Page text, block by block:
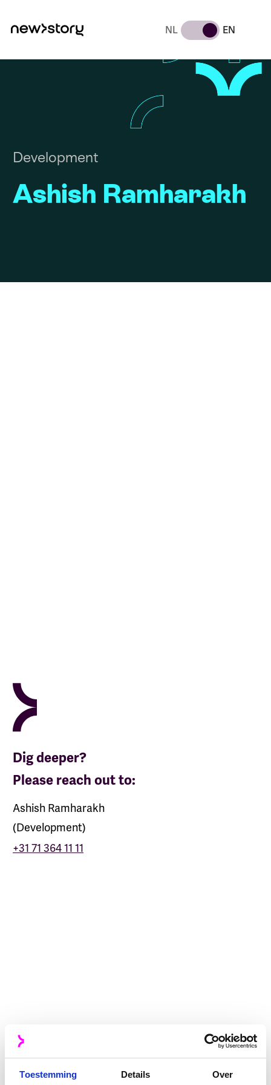
Toestemming Details Over
NL EN
Development
Ashish Ramharakh
Dig deeper?
Please reach out to:
Ashish Ramharakh
(Development)
+31 71 364 11 11